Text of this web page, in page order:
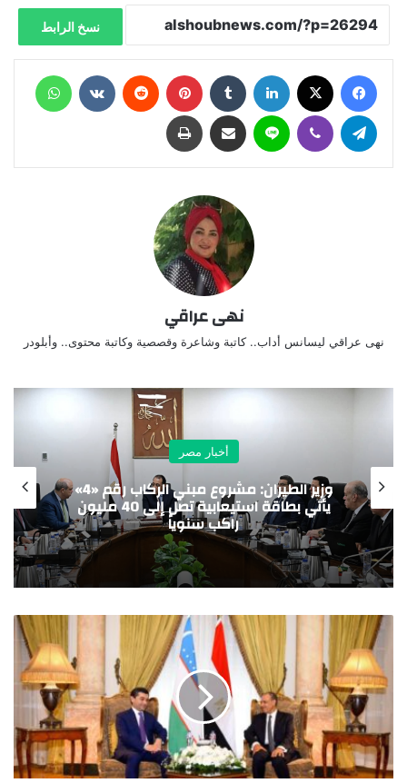
نسخ الرابط
نهى عراقي
نهى عراقي ليسانس أداب.. كاتبة وشاعرة وقصصية وكاتبة محتوى.. وأبلودر
أخبار مصر
وزير الطيران: مشروع مبني الركاب رقم «4»
يأتي بطاقة استيعابية تصل إلى 40 مليون
راكب سنوياً